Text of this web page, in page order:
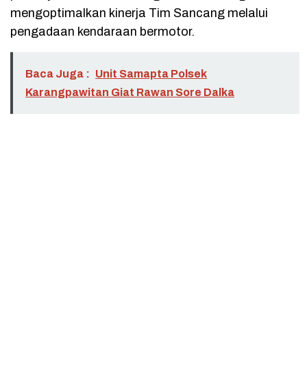
mengoptimalkan kinerja Tim Sancang melalui
pengadaan kendaraan bermotor.
Baca Juga : Unit Samapta Polsek
Karangpawitan Giat Rawan Sore Dalka